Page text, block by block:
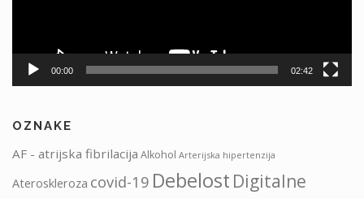
00:00 02:42
OZNAKE
AF - atrijska fibrilacija Alkohol Arterijska hipertenzija
Ateroskleroza covid-19 Debelost Digitalne